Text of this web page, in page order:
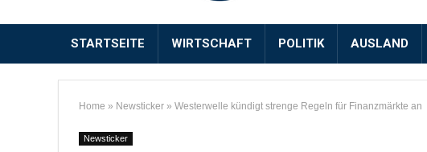
STARTSEITE WIRTSCHAFT POLITIK AUSLAND
Home » Newsticker » Westerwelle kündigt strenge Regeln für Finanzmärkte an
Newsticker